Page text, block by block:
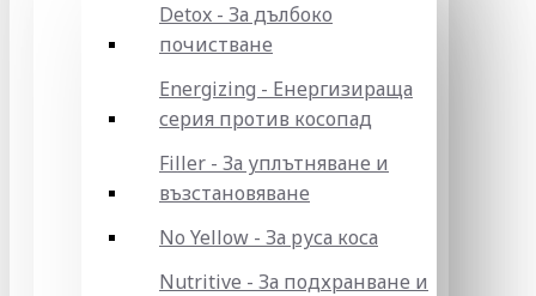
Detox - За дълбоко
почистване
Energizing - Енергизираща
серия против косопад
Filler - За уплътняване и
възстановяване
No Yellow - За руса коса
Nutritive - За подхранване и